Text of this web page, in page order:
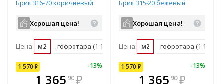
Брик 316-70 коричневый
Хорошая цена!
Цена: м2 гофротара (1.16 м2) мастербокс (38 м2)
1 570₽ -13%
1 365 90 ₽
В комплекте
Брик 315-20 бежевый
Хорошая цена!
Цена: м2 гофротара (1.16 м2)
7% 1 570 -
1 41300
1 570₽ -13%
1 365 90 ₽